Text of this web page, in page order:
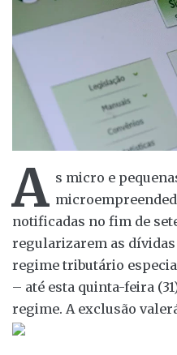
A s micro e
notificadas no fim de
regularizarem as
regime tributário
– até esta quinta-feira
regime. A exclusão